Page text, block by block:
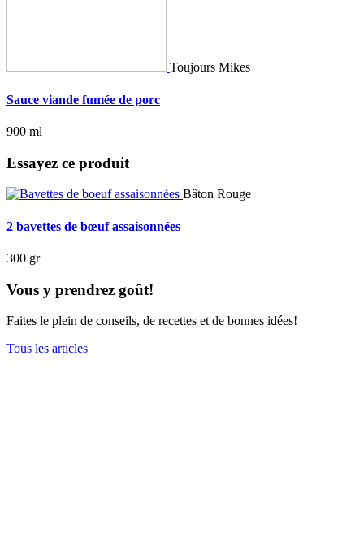
Toujours Mikes
Sauce viande fumée de porc
900 ml
Essayez ce produit
Bâton Rouge
2 bavettes de bœuf assaisonnées
300 gr
Vous y prendrez goût!
Faites le plein de conseils, de recettes et de bonnes idées!
Tous les articles